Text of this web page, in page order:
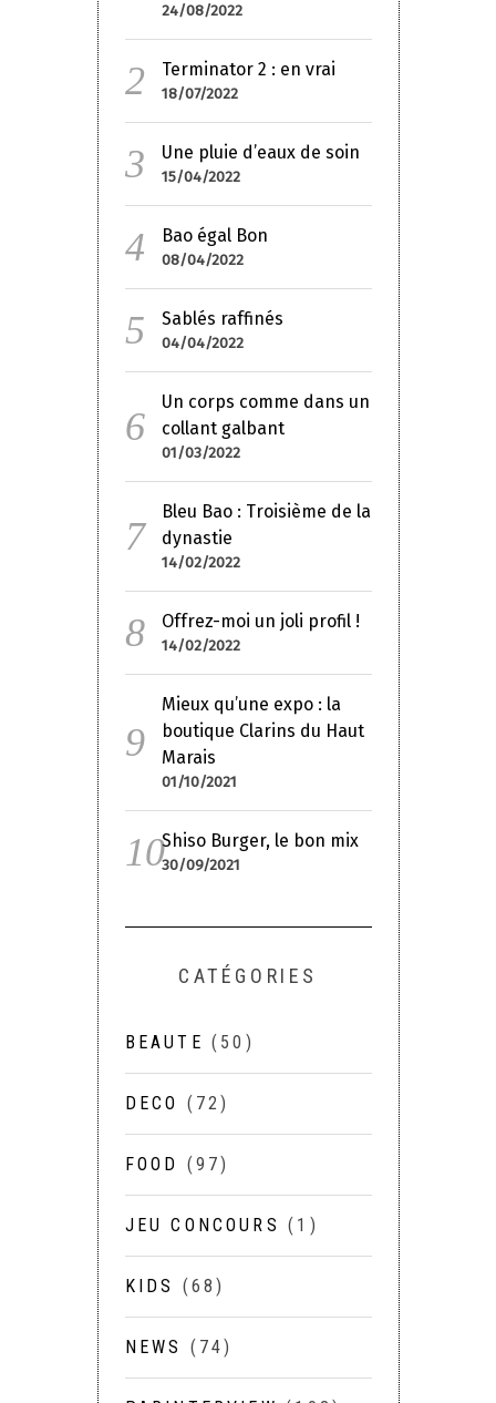
24/08/2022
Terminator 2 : en vrai
18/07/2022
Une pluie d’eaux de soin
15/04/2022
Bao égal Bon
08/04/2022
Sablés raffinés
04/04/2022
Un corps comme dans un
collant galbant
01/03/2022
Bleu Bao : Troisième de la
dynastie
14/02/2022
Offrez-moi un joli profil !
14/02/2022
Mieux qu’une expo : la
boutique Clarins du Haut
Marais
01/10/2021
Shiso Burger, le bon mix
30/09/2021
CATÉGORIES
BEAUTE (50)
DECO (72)
FOOD (97)
JEU CONCOURS (1)
KIDS (68)
NEWS (74)